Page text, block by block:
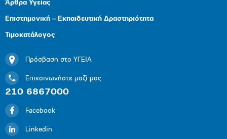
Άρθρα Υγείας
Επιστημονική – Εκπαιδευτική Δραστηριότητα
Τιμοκατάλογος
Πρόσβαση στο ΥΓΕΙΑ
Επικοινωνήστε μαζί μας
210 6867000
Facebook
Linkedin